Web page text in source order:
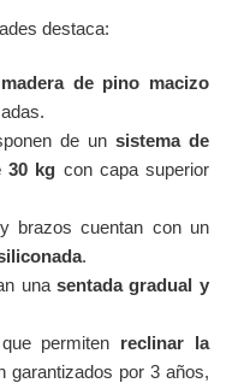
destaca:
de pino macizo
de un sistema de
30 kg con capa superior
brazos cuentan con un
.
una sentada gradual y
permiten reclinar la
garantizados por 3 años,